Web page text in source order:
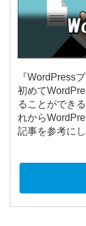
『WordPress
初めて
ることができ
れから
記事を参考に